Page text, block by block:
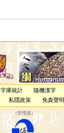
字庫統計 隨機漢字
私隱政策 免責聲明
（管理員 ）